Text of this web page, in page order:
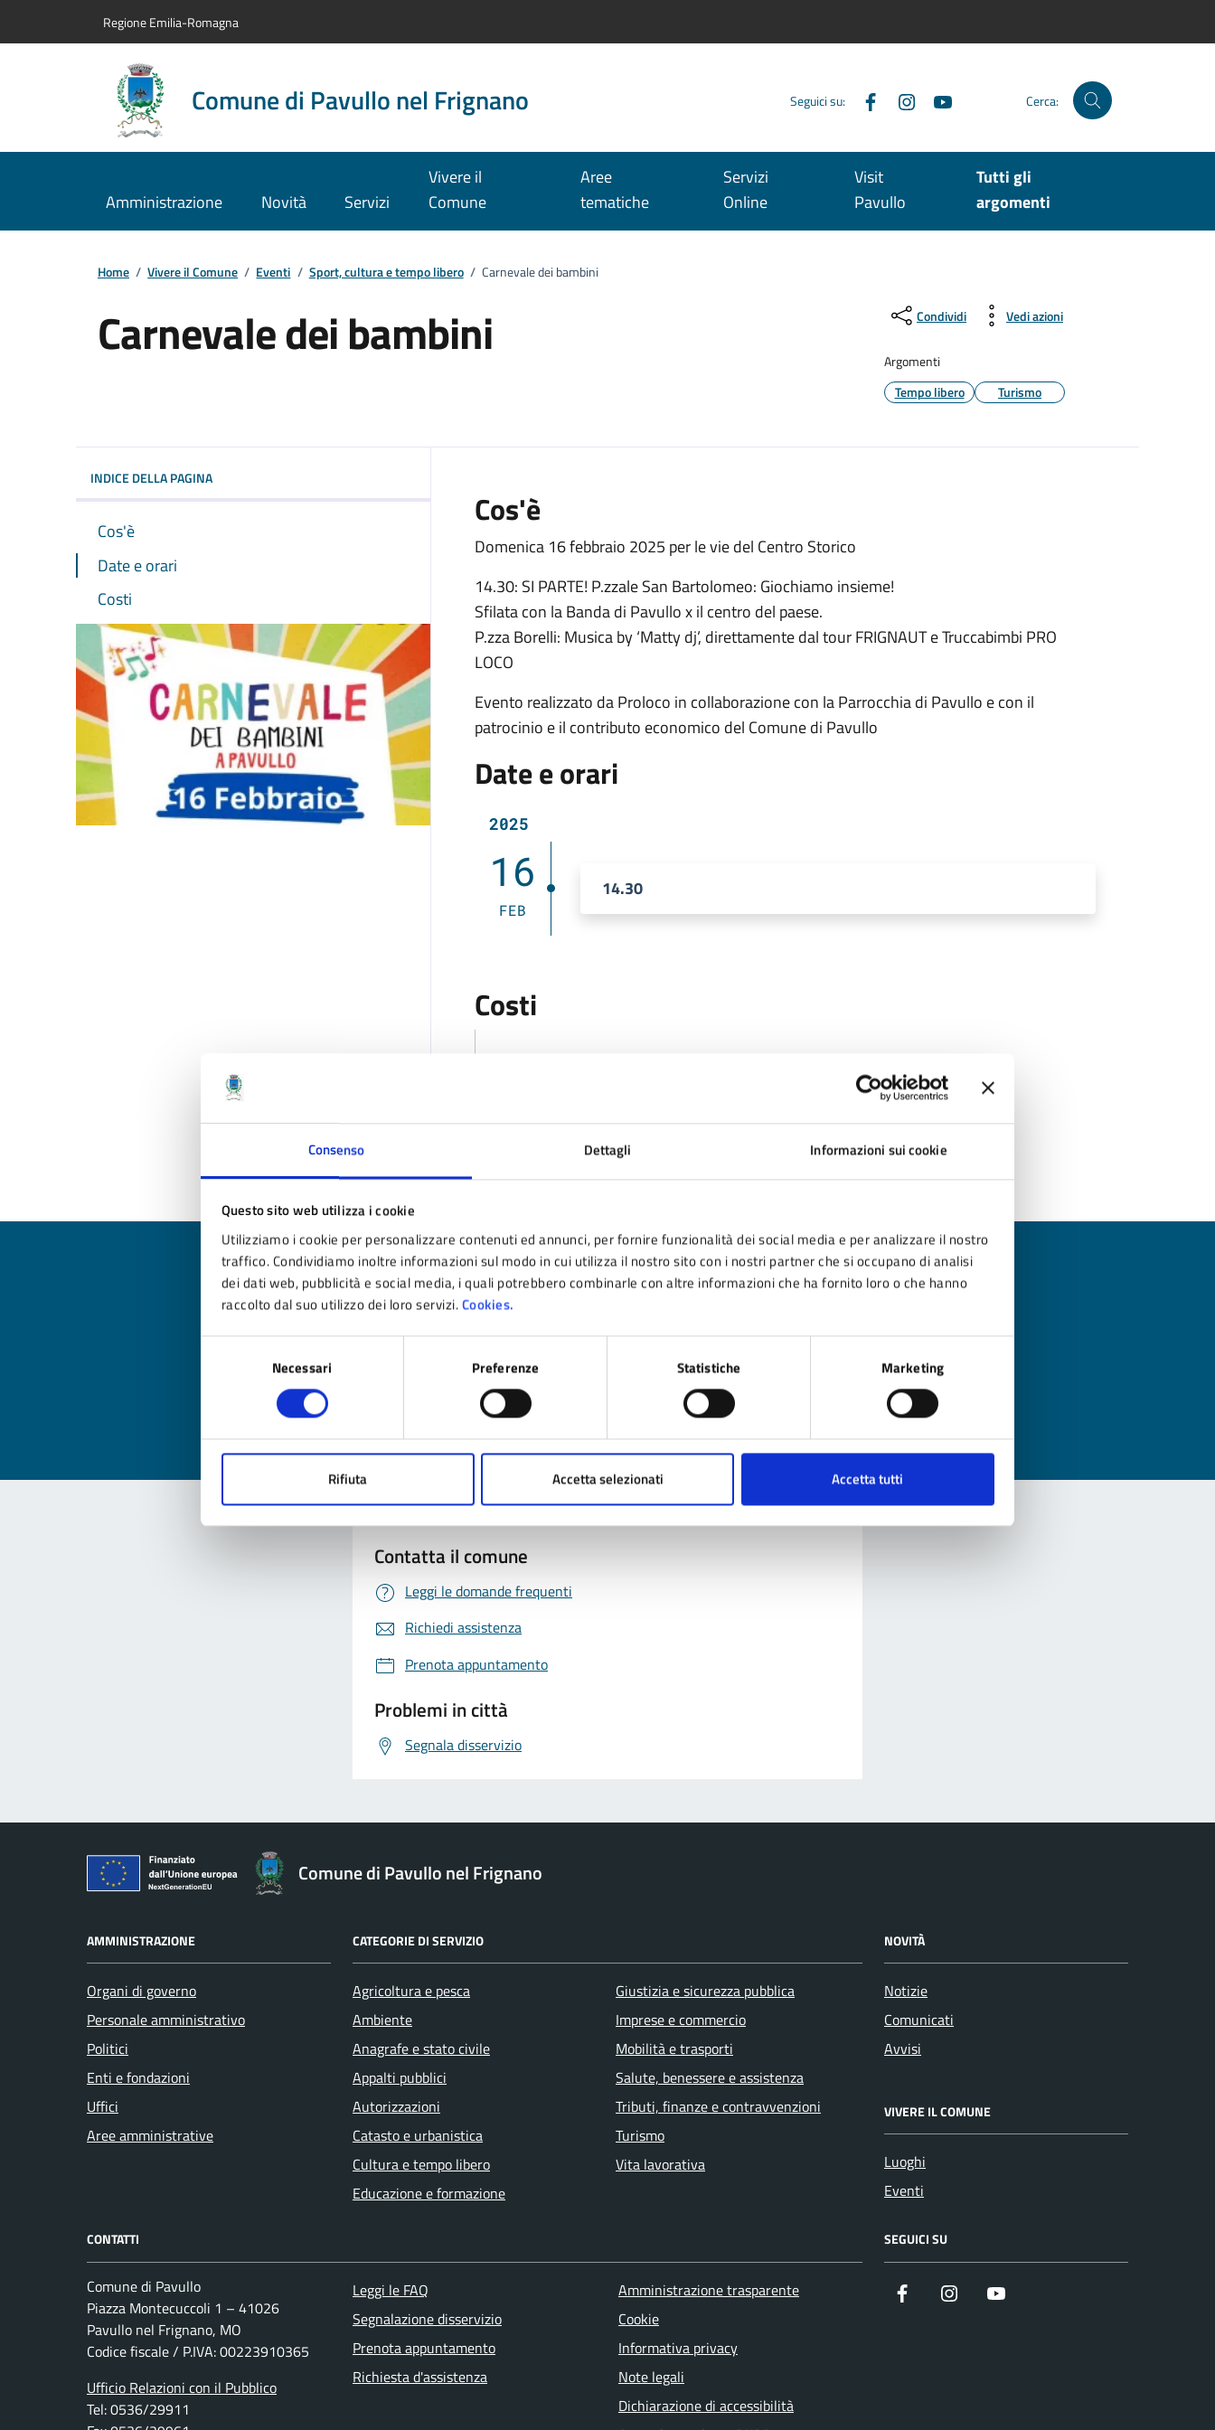
Consenso Dettagli Informazioni sui cookie
Questo sito web utilizza i cookie
Utilizziamo i cookie per personalizzare contenuti ed annunci, per fornire funzionalità dei social media e per analizzare il nostro
traffico. Condividiamo inoltre informazioni sul modo in cui utilizza il nostro sito con i nostri partner che si occupano di analisi
dei dati web, pubblicità e social media, i quali potrebbero combinarle con altre informazioni che ha fornito loro o che hanno
raccolto dal suo utilizzo dei loro servizi.Cookies.
Necessari Preferenze Statistiche Marketing
Rifiuta Accetta selezionati Accetta tutti
Regione Emilia-Romagna
Comune di Pavullo nel Frignano Seguici su: FacebookInstagram Cerca:
Amministrazione Novità Servizi
Vivere il
Comune
Aree
tematiche
Servizi
Online
Visit
Pavullo
Tutti gli
argomenti
Home / Vivere il Comune / Eventi / Sport, cultura e tempo libero / Carnevale dei bambini
Carnevale dei bambini Condividi Vedi azioni
Argomenti
Tempo libero
Turismo
INDICE DELLA PAGINA
Cos'è
Date e orari
Costi
Cos'è
Domenica 16 febbraio 2025 per le vie del Centro Storico
14.30: SI PARTE! P.zzale San Bartolomeo: Giochiamo insieme!
Sfilata con la Banda di Pavullo x il centro del paese.
P.zza Borelli: Musica by ‘Matty dj’, direttamente dal tour FRIGNAUT e Truccabimbi PRO
LOCO
Evento realizzato da Proloco in collaborazione con la Parrocchia di Pavullo e con il
patrocinio e il contributo economico del Comune di Pavullo
Date e orari
2025
16
FEB
14.30
Costi
Ultimo aggiornamento:
Quanto sono chiare le informazioni su questa pagina?
Valuta da 1 a 5 stelle la pagina
Valuta 5 stelle su 5
Valuta 4 stelle su 5
Valuta 3 stelle su 5
Valuta 2 stelle su 5
Valuta 1 stelle su 5
Contatta il comune
Leggi le domande frequenti
Richiedi assistenza
Prenota appuntamento
Problemi in città
Segnala disservizio
Comune di Pavullo nel Frignano
AMMINISTRAZIONE
Organi di governo
Personale amministrativo
Politici
Enti e fondazioni
Uffici
Aree amministrative
CATEGORIE DI SERVIZIO
Agricoltura e pesca
Ambiente
Anagrafe e stato civile
Appalti pubblici
Autorizzazioni
Catasto e urbanistica
Cultura e tempo libero
Educazione e formazione
Giustizia e sicurezza pubblica
Imprese e commercio
Mobilità e trasporti
Salute, benessere e assistenza
Tributi, finanze e contravvenzioni
Turismo
Vita lavorativa
NOVITÀ
Notizie
Comunicati
Avvisi
VIVERE IL COMUNE
Luoghi
Eventi
CONTATTI
Comune di Pavullo
Piazza Montecuccoli 1 – 41026
Pavullo nel Frignano, MO
Codice fiscale / P.IVA: 00223910365
Ufficio Relazioni con il Pubblico
Tel: 0536/29911
Leggi le FAQ
Segnalazione disservizio
Prenota appuntamento
Richiesta d'assistenza
Amministrazione trasparente
Cookie
Informativa privacy
Note legali
Dichiarazione di accessibilità
SEGUICI SU
Facebook Instagram